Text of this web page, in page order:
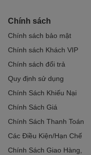
Chính sách
Chính sách bảo mật
Chính sách Khách VIP
Chính sách đổi trả
Quy định sử dụng
Chính Sách Khiếu Nại
Chính Sách Giá
Chính Sách Thanh Toán
Các Điều Kiện/Hạn Chế
Chính Sách Giao Hàng,